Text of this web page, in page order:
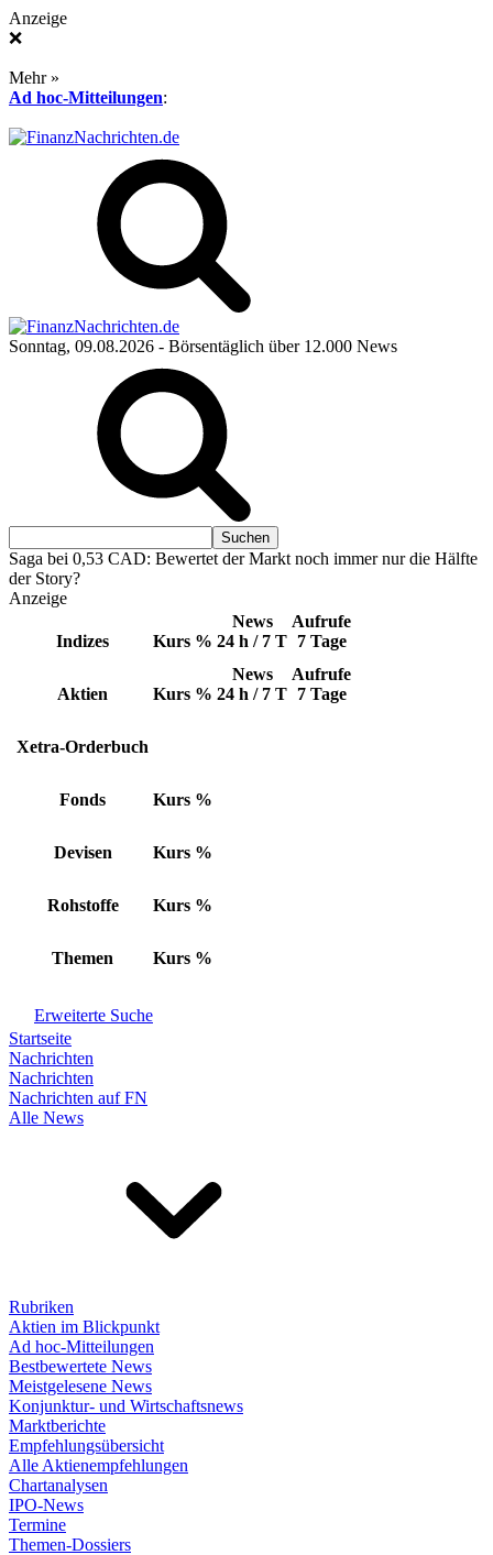
Anzeige
❌
Mehr »
Ad hoc-Mitteilungen:
Sonntag, 09.08.2026 - Börsentäglich über 12.000 News
Saga bei 0,53 CAD: Bewertet der Markt noch immer nur die Hälfte
der Story?
Anzeige
Indizes Kurs %
News
24 h / 7 T
Aufrufe
7 Tage
Aktien Kurs %
News
24 h / 7 T
Aufrufe
7 Tage
Xetra-Orderbuch
Fonds Kurs %
Devisen Kurs %
Rohstoffe Kurs %
Themen Kurs %
Erweiterte Suche
Startseite
Nachrichten
Nachrichten
Nachrichten auf FN
Alle News
Rubriken
Aktien im Blickpunkt
Ad hoc-Mitteilungen
Bestbewertete News
Meistgelesene News
Konjunktur- und Wirtschaftsnews
Marktberichte
Empfehlungsübersicht
Alle Aktienempfehlungen
Chartanalysen
IPO-News
Termine
Themen-Dossiers